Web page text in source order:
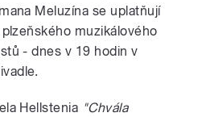
Meluzína se uplatňují
muzikálového
- dnes v 19 hodin v
Hellstenia "Chvála